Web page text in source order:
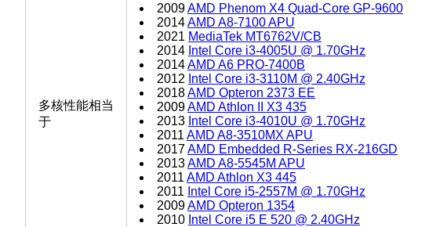
多核性能相当
于
2009AMD Phenom X4 Quad-Core GP-9600
2014AMD A8-7100 APU
2021 MediaTek MT6762V/CB
2014 Intel Core i3-4005U @ 1.70GHz
2014AMD A6 PRO-7400B
2012 Intel Core i3-3110M @ 2.40GHz
2018AMD Opteron 2373 EE
2009AMD Athlon II X3 435
2013 Intel Core i3-4010U @ 1.70GHz
2011 AMD A8-3510MX APU
2017AMD Embedded R-Series RX-216GD
2013AMD A8-5545M APU
2011 AMD Athlon X3 445
2011 Intel Core i5-2557M @ 1.70GHz
2009AMD Opteron 1354
2010 Intel Core i5 E 520 @ 2.40GHz